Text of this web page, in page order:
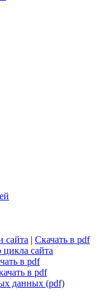
сайта|Скачать в pdf
сайта